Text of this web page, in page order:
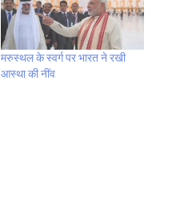
मरुस्थल के स्वर्ग पर भारत ने रखी
आस्था की नींव